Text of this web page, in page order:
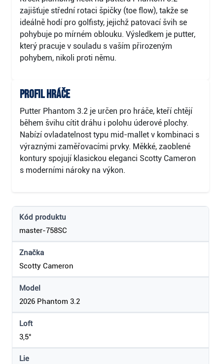
zajišťuje střední rotaci špičky (toe flow), takže se
ideálně hodí pro golfisty, jejichž patovací švih se
pohybuje po mírném oblouku. Výsledkem je putter,
který pracuje v souladu s vaším přirozeným
pohybem, nikoli proti němu.
Profil hráče
Putter Phantom 3.2 je určen pro hráče, kteří chtějí
během švihu cítit dráhu i polohu úderové plochy.
Nabízí ovladatelnost typu mid-mallet v kombinaci s
výraznými zaměřovacími prvky. Měkké, zaoblené
kontury spojují klasickou eleganci Scotty Cameron
s moderními nároky na výkon.
Kód produktu
master-758SC
Značka
Scotty Cameron
Model
2026 Phantom 3.2
Loft
3,5°
Lie